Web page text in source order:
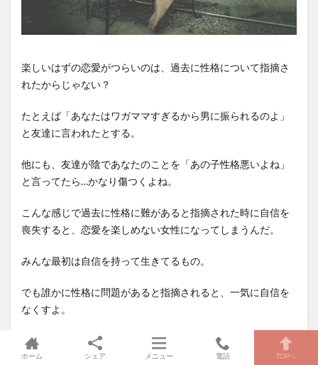
楽しいはずの恋愛がつらいのは、過去に性格について指摘さ
れたからじゃない？
たとえば「あなたはワガママすぎるから男に振られるのよ」
と友達に言われたとする。
他にも、友達が陰であなたのことを「あの子性格悪いよね」
と言ってたら…かなり傷つくよね。
こんな感じで過去に性格に難があると指摘された時に自信を
喪失すると、恋愛を楽しめない女性になってしまうんだ。
みんな最初は自信を持って生きてるもの。
でも誰かに性格に問題があると指摘されると、一気に自信を
なくすよ。
最も大きなダメージを受けるのは、付き合ってた彼氏に性格
が原因で振られること。
ホーム シェア メニュー 電話 TOPへ